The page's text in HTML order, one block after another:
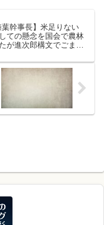
葉幹事長】米足りない
ての懸念を国会で農林
が進次郎構文でごまか
#榛葉幹事長 #榛葉賀津